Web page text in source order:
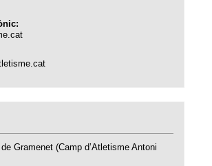
Gramenet (Camp d’Atletisme Antoni